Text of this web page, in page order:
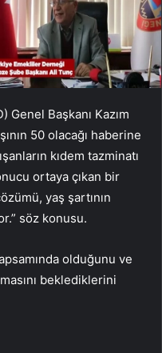
Başkanı Kazım
50 olacağı haberine
kıdem tazminatı
ortaya çıkan bir
yaş şartının
söz konusu.
olduğunu ve
beklediklerini